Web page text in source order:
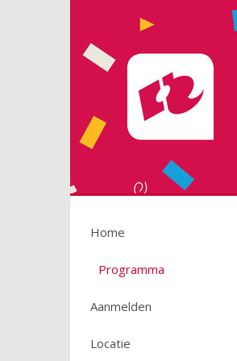
Home
Programma
Aanmelden
Locatie